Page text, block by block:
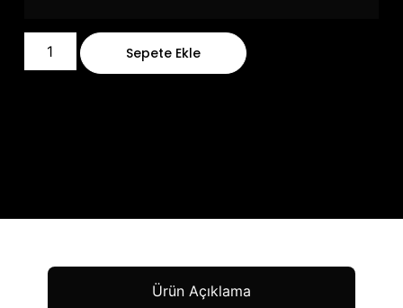
Sepete Ekle
Ürün Açıklama